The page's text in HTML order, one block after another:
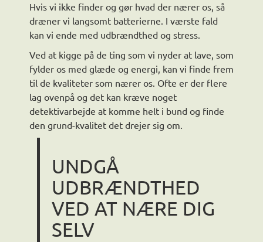
Hvis vi ikke finder og gør hvad der nærer os, så
dræner vi langsomt batterierne. I værste fald
kan vi ende med udbrændthed og stress.
Ved at kigge på de ting som vi nyder at lave, som
fylder os med glæde og energi, kan vi finde frem
til de kvaliteter som nærer os. Ofte er der flere
lag ovenpå og det kan kræve noget
detektivarbejde at komme helt i bund og finde
den grund-kvalitet det drejer sig om.
UNDGÅ
UDBRÆNDTHED
VED AT NÆRE DIG
SELV